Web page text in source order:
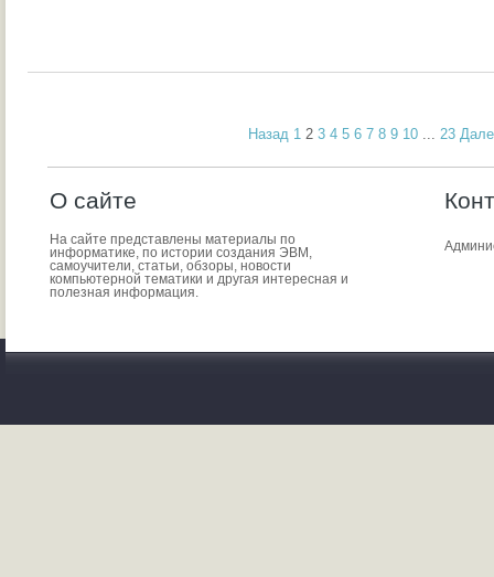
Назад 1 2 3 4 5 6 7 8 9 10 ... 23
О сайте
На сайте представлены материалы по
информатике, по истории создания ЭВМ,
самоучители, статьи, обзоры, новости
компьютерной тематики и другая интересная и
полезная информация.